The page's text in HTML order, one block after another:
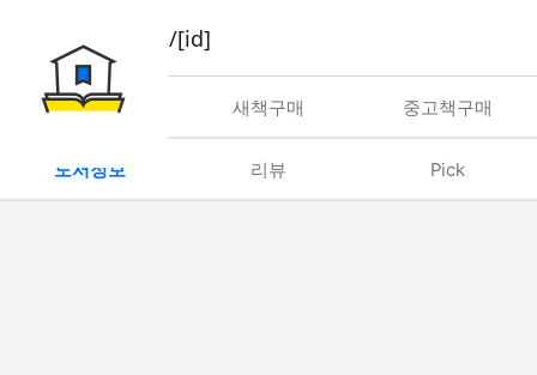
book/rent/[id]
대여 새책구매 중고책구매
도서정보 리뷰 Pick